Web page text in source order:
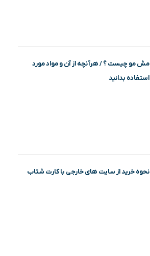
مش مو چیست ؟ / هرآنچه از آن و مواد مورد
استفاده بدانید
نحوه خرید از سایت های خارجی با کارت شتاب